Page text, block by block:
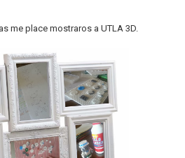
g
t
i
me place mostraros a UTLA 3D.